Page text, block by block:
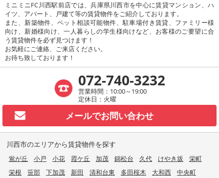
ミニミニFC川西駅前店では、兵庫県川西市を中心に賃貸マンション、ハ
イツ、アパート、戸建て等の賃貸物件をご紹介しております。
また、新築物件、ペット相談可能物件、駐車場付き賃貸、ファミリー様
向け、新婚様向け、一人暮らしの学生様向けなど、お客様のご要望に合
う賃貸物件を必ず見つけます！
お気軽にご連絡、ご来店ください。
お待ち致しております！
072-740-3232
営業時間：10:00～19:00
定休日：火曜
メールでお問い合わせ
川西市のエリアから賃貸物件を探す
鴬が丘 小戸 小花 霞ケ丘 加茂 錦松台 久代 けやき坂
栄町
栄根
笹部 下加茂 新田 清和台東 多田桜木 大和西
中央町